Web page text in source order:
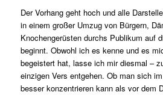
Der Vorhang geht hoch und alle
in einem großer Umzug von Bürgern,
Knochengerüsten durchs Publikum auf
beginnt. Obwohl ich es kenne und es
begeistert hat, lasse ich mir diesmal –
einzigen Vers entgehen. Ob man sich
besser konzentrieren kann als vor dem